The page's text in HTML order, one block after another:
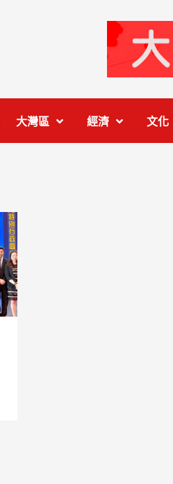
大灣區 經濟 文化